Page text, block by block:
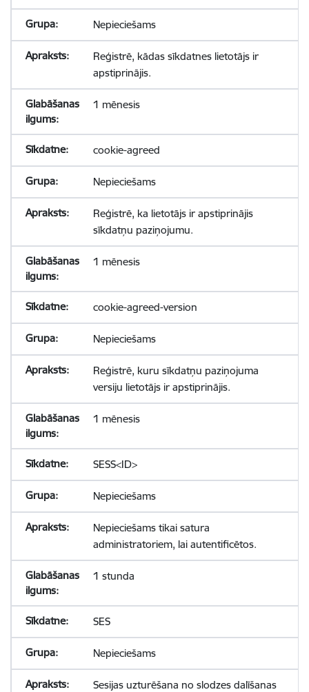
Nepieciešams
Reģistrē, kādas sīkdatnes lietotājs ir
apstiprinājis.
1 mēnesis
cookie-agreed
Nepieciešams
Reģistrē, ka lietotājs ir apstiprinājis
sīkdatņu paziņojumu.
1 mēnesis
cookie-agreed-version
Nepieciešams
Reģistrē, kuru sīkdatņu paziņojuma
versiju lietotājs ir apstiprinājis.
1 mēnesis
SESS<ID>
Nepieciešams
Nepieciešams tikai satura
administratoriem, lai autentificētos.
1 stunda
SES
Nepieciešams
Sesijas uzturēšana no slodzes dalīšanas